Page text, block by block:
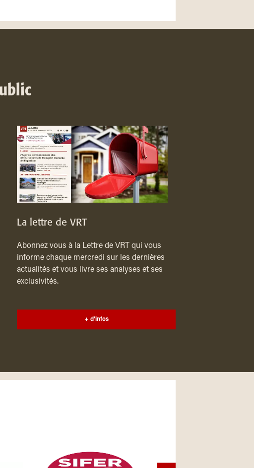
La lettre de VRT
Abonnez vous à la Lettre de VRT qui vous
informe chaque mercredi sur les dernières
actualités et vous livre ses analyses et ses
exclusivités.
+ d'infos